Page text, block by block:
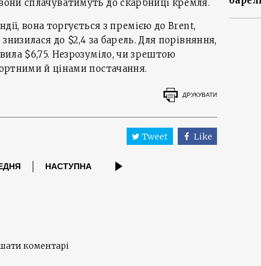
сплачуватимуть до скарбниці кремля.
вона торгується з премією до Brent,
до $2,4 за барель. Для порівняння,
$6,75. Незрозуміло, чи зрештою
й цінами постачання.
ДРУКУВАТИ
Tweet Like
НАСТУПНА
коментарі